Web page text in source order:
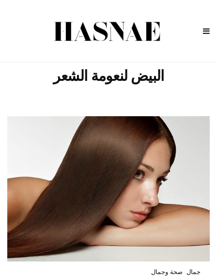
البيض لنعومة الشعر
جمال صحة وجمال